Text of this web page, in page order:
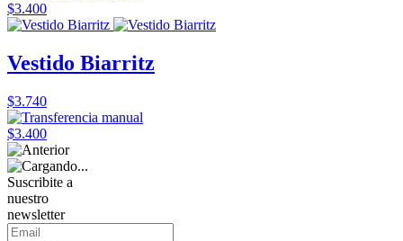
$3.400
Vestido Biarritz
$3.740
$3.400
Suscribite a
nuestro
newsletter